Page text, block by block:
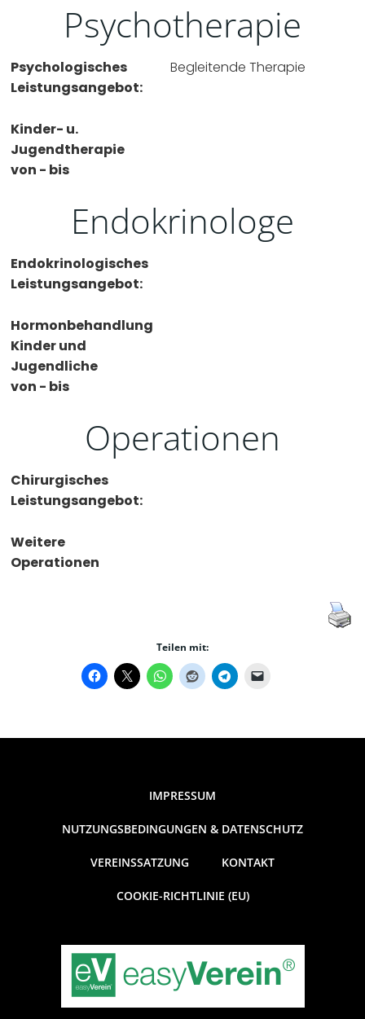
Psychotherapie
Psychologisches
Leistungsangebot:
Begleitende Therapie
Kinder- u.
Jugendtherapie
von - bis
Endokrinologe
Endokrinologisches
Leistungsangebot:
Hormonbehandlung
Kinder und
Jugendliche
von - bis
Operationen
Chirurgisches
Leistungsangebot:
Weitere
Operationen
Teilen mit:
IMPRESSUM
NUTZUNGSBEDINGUNGEN & DATENSCHUTZ
VEREINSSATZUNG KONTAKT
COOKIE-RICHTLINIE (EU)